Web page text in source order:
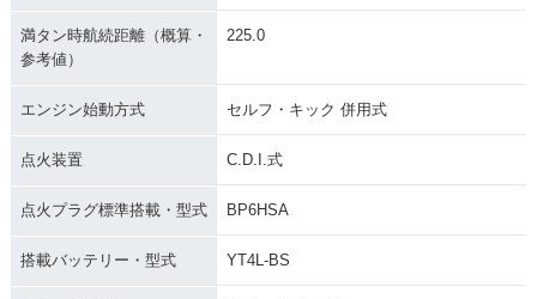
満タン時航続距離（概算・
参考値）
225.0
エンジン始動方式 セルフ・キック 併用式
点火装置 C.D.I.式
点火プラグ標準搭載・型式 BP6HSA
搭載バッテリー・型式 YT4L-BS